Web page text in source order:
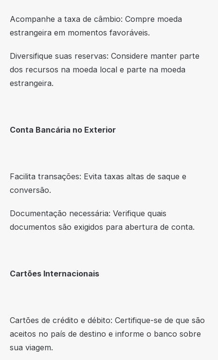
Acompanhe a taxa de câmbio: Compre moeda
estrangeira em momentos favoráveis.
Diversifique suas reservas: Considere manter parte
dos recursos na moeda local e parte na moeda
estrangeira.
Conta Bancária no Exterior
Facilita transações: Evita taxas altas de saque e
conversão.
Documentação necessária: Verifique quais
documentos são exigidos para abertura de conta.
Cartões Internacionais
Cartões de crédito e débito: Certifique-se de que são
aceitos no país de destino e informe o banco sobre
sua viagem.